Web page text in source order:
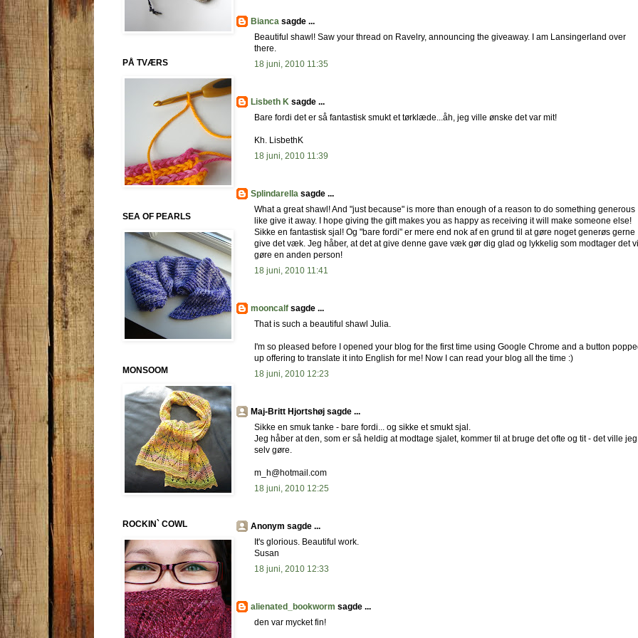
Bianca sagde ...
Beautiful shawl! Saw your thread on Ravelry, announcing the giveaway. I am Lansingerland over
there.
18 juni, 2010 11:35
Lisbeth K sagde ...
Bare fordi det er så fantastisk smukt et tørklæde...åh, jeg ville ønske det var mit!
Kh. LisbethK
18 juni, 2010 11:39
Splindarella sagde ...
What a great shawl! And "just because" is more than enough of a reason to do something generous
like give it away. I hope giving the gift makes you as happy as receiving it will make someone else!
Sikke en fantastisk sjal! Og "bare fordi" er mere end nok af en grund til at gøre noget generøs gerne
give det væk. Jeg håber, at det at give denne gave væk gør dig glad og lykkelig som modtager det
gøre en anden person!
18 juni, 2010 11:41
mooncalf sagde ...
That is such a beautiful shawl Julia.
I'm so pleased before I opened your blog for the first time using Google Chrome and a button
up offering to translate it into English for me! Now I can read your blog all the time :)
18 juni, 2010 12:23
Maj-Britt Hjortshøj sagde ...
Sikke en smuk tanke - bare fordi... og sikke et smukt sjal.
Jeg håber at den, som er så heldig at modtage sjalet, kommer til at bruge det ofte og tit - det ville jeg
selv gøre.
m_h@hotmail.com
18 juni, 2010 12:25
Anonym sagde ...
It's glorious. Beautiful work.
Susan
18 juni, 2010 12:33
alienated_bookworm sagde ...
den var mycket fin!
PÅ TVÆRS
SEA OF PEARLS
MONSOOM
ROCKIN` COWL